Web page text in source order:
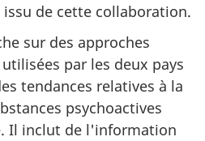
issu de cette collaboration.
sur des approches
par les deux pays
tendances relatives à la
psychoactives
Il inclut de l'information